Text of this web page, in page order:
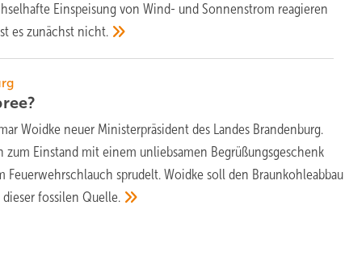
Einspeisung von Wind- und Sonnenstrom reagieren
es zunächst nicht.
Woidke neuer Ministerpräsident des Landes Brandenburg.
Einstand mit einem unliebsamen Begrüßungsgeschenk
Feuerwehrschlauch sprudelt. Woidke soll den Braunkohleabbau
dieser fossilenQuelle.